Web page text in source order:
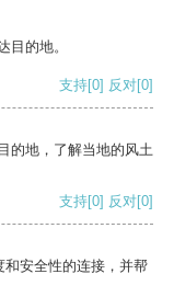
目的地。
支持[0] 反对[0]
的地，了解当地的风土
支持[0] 反对[0]
安全性的连接，并帮